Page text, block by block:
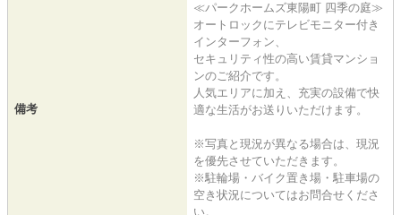
備考
≪パークホームズ東陽町 四季の庭≫
オートロックにテレビモニター付き
インターフォン、
セキュリティ性の高い賃貸マンショ
ンのご紹介です。
人気エリアに加え、充実の設備で快
適な生活がお送りいただけます。
※写真と現況が異なる場合は、現況
を優先させていただきます。
※駐輪場・バイク置き場・駐車場の
空き状況についてはお問合せくださ
い。